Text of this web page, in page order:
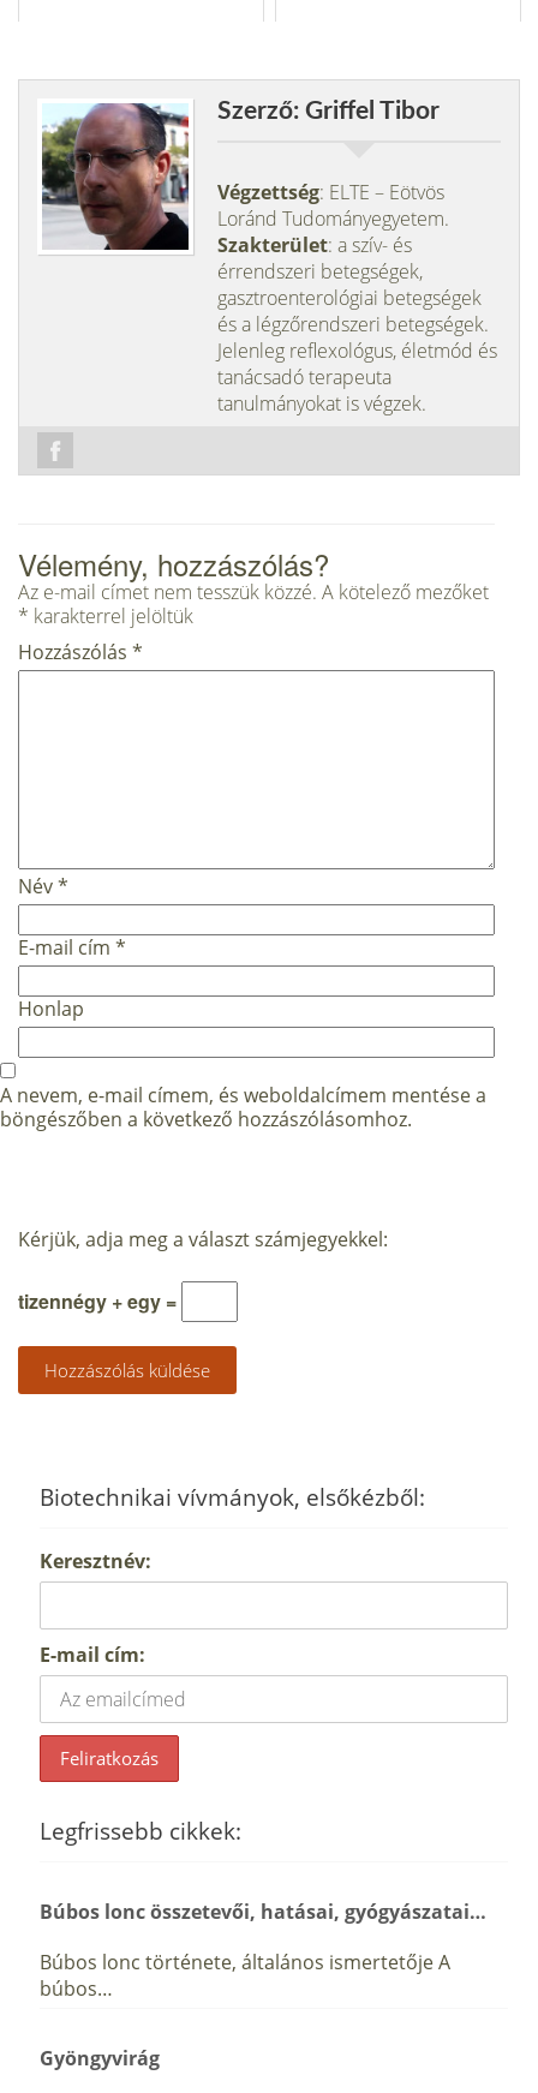
Szerző: Griffel Tibor
Végzettség: ELTE – Eötvös
Loránd Tudományegyetem.
Szakterület: a szív- és
érrendszeri betegségek,
gasztroenterológiai betegségek
és a légzőrendszeri betegségek.
Jelenleg reflexológus, életmód és
tanácsadó terapeuta
tanulmányokat is végzek.
Vélemény, hozzászólás?
Az e-mail címet nem tesszük közzé. A kötelező mezőket
* karakterrel jelöltük
Hozzászólás *
Név*
E-mail cím *
Honlap
A nevem, e-mail címem, és weboldalcímem mentése a
böngészőben a következő hozzászólásomhoz.
Kérjük, adja meg a választ számjegyekkel:
tizennégy + egy =
Biotechnikai vívmányok, elsőkézből:
Keresztnév:
E-mail cím:
Legfrissebb cikkek:
Búbos lonc összetevői, hatásai, gyógyászatai…
Búbos lonc története, általános ismertetője A
búbos…
Gyöngyvirág